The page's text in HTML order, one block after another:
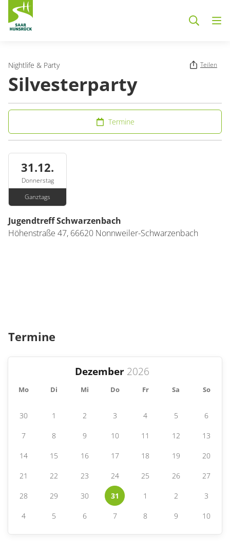
Nightlife & Party Teilen
Silvesterparty
Termine
31.12.
Donnerstag
Ganztags
Jugendtreff Schwarzenbach
Höhenstraße 47, 66620 Nonnweiler-Schwarzenbach
Termine
Dezember
Mo Di Mi Do Fr Sa So
30 1 2 3 4 5 6
7 8 9 10 11 12 13
14 15 16 17 18 19 20
21 22 23 24 25 26 27
28 29 30 31 1 2 3
4 5 6 7 8 9 10